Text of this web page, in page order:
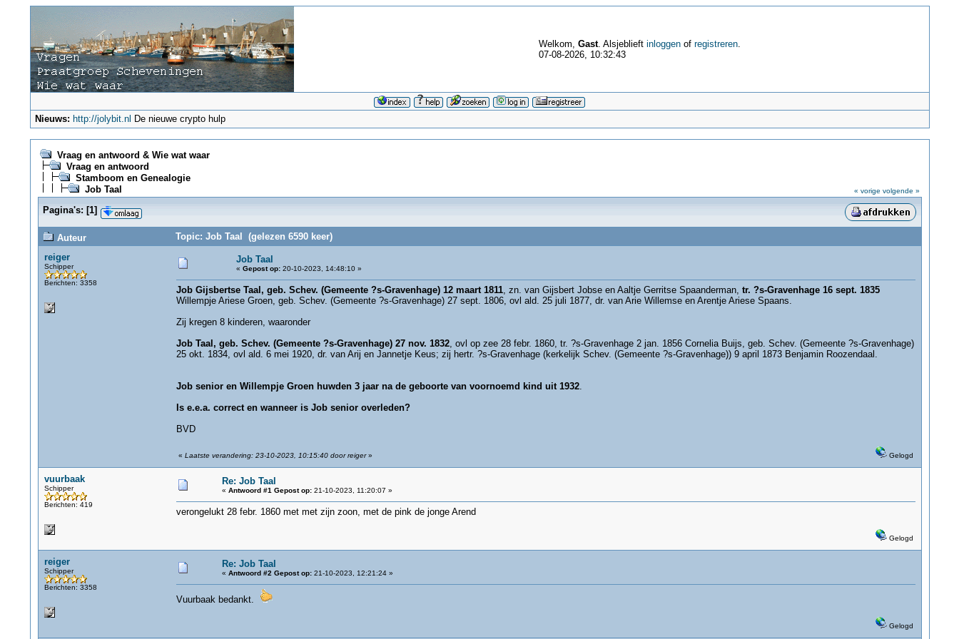
Welkom, Gast. Alsjeblieft inloggenof registreren.
07-08-2026, 10:32:43
Nieuws: http://jolybit.nl De nieuwe crypto hulp
Vraag en antwoord & Wie wat waar
Vraag en antwoord
Stamboom en Genealogie
Job Taal
« vorige volgende »
Pagina's: [1]
Auteur
Topic: Job Taal (gelezen 6590 keer)
reiger
Schipper
Berichten: 3358
Job Taal
« Gepost op:20-10-2023, 14:48:10 »
Job Gijsbertse Taal, geb. Schev. (Gemeente ?s-Gravenhage) 12 maart 1811, zn. van Gijsbert Jobse en Aaltje Gerritse Spaanderman, tr. ?s-Gravenhage 16 sept. 1835
Willempje Ariese Groen, geb. Schev. (Gemeente ?s-Gravenhage) 27 sept. 1806, ovl ald. 25 juli 1877, dr. van Arie Willemse en Arentje Ariese Spaans.
Zij kregen 8 kinderen, waaronder
Job Taal, geb. Schev. (Gemeente ?s-Gravenhage) 27 nov. 1832, ovl op zee 28 febr. 1860, tr. ?s-Gravenhage 2 jan. 1856 Cornelia Buijs, geb. Schev. (Gemeente ?s-Gravenhage)
25 okt. 1834, ovl ald. 6 mei 1920, dr. van Arij en Jannetje Keus; zij hertr. ?s-Gravenhage (kerkelijk Schev. (Gemeente ?s-Gravenhage)) 9 april 1873 Benjamin Roozendaal.
Job senior en Willempje Groen huwden 3 jaar na de geboorte van voornoemd kind uit 1932.
Is e.e.a. correct en wanneer is Job senior overleden?
BVD
« Laatste verandering: 23-10-2023, 10:15:40 door reiger» Gelogd
vuurbaak
Schipper
Berichten: 419
Re: Job Taal
« Antwoord #1 Gepost op:21-10-2023, 11:20:07 »
verongelukt 28 febr. 1860 met met zijn zoon, met de pink de jonge Arend
Gelogd
reiger
Schipper
Berichten: 3358
Re: Job Taal
« Antwoord #2 Gepost op:21-10-2023, 12:21:24 »
Vuurbaak bedankt.
Gelogd